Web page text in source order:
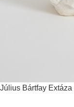
Július Bártfay Extáza